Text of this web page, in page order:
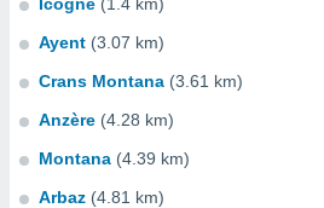
Ayent (3.07 km)
Crans Montana (3.61 km)
Anzère (4.28 km)
Montana (4.39 km)
Arbaz (4.81 km)